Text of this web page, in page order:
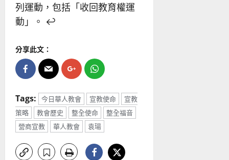
列運動，包括「收回教育權運
動」。 ↩︎
分享此文：
Tags: 今日華人教會 宣教使命
宣教
策略
教會歷史 整全使命
整全福音
營商宣教
華人教會 袁瑒